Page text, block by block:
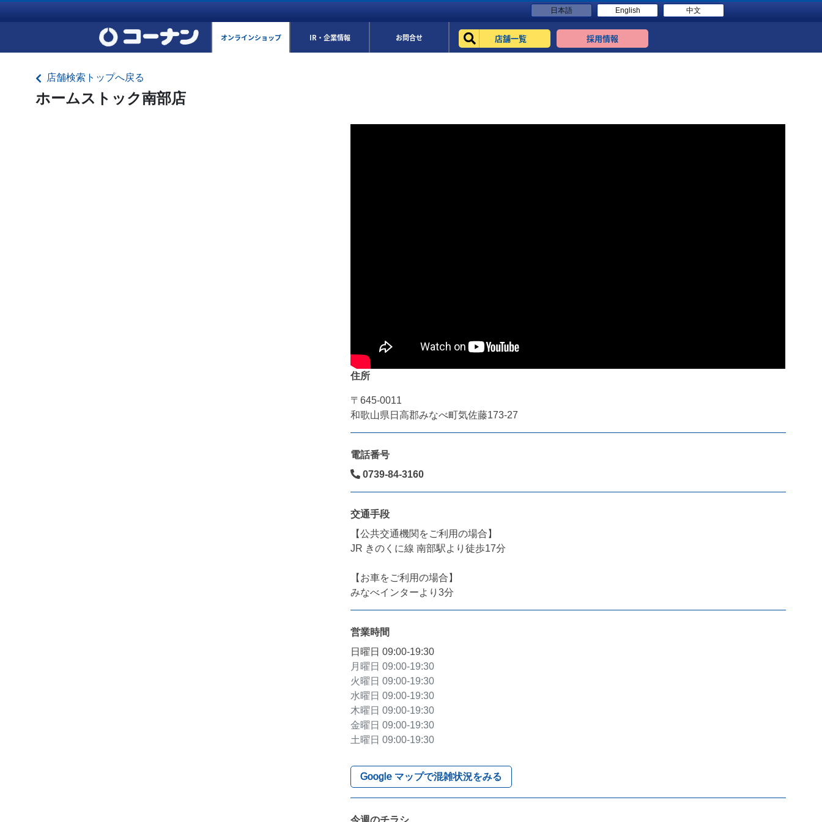
日本語 English 中文
オンラインショップ IR・企業情報 お問合せ 店舗一覧 採用情報
店舗検索トップへ戻る
ホームストック南部店
住所
〒645-0011
和歌山県日高郡みなべ町気佐藤173-27
電話番号
0739-84-3160
交通手段
【公共交通機関をご利用の場合】
JR きのくに線 南部駅より徒歩17分
【お車をご利用の場合】
みなべインターより3分
営業時間
日曜日09:00-19:30
月曜日09:00-19:30
火曜日09:00-19:30
水曜日09:00-19:30
木曜日09:00-19:30
金曜日09:00-19:30
土曜日09:00-19:30
Google マップで混雑状況をみる